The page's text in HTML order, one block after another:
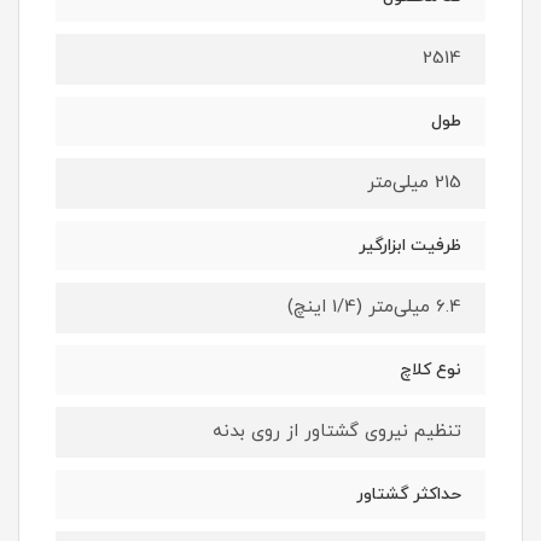
2514
طول
215 میلی‌متر
ظرفیت ابزارگیر
6.4 میلی‌متر (1/4 اینچ)
نوع کلاچ
تنظیم نیروی گشتاور از روی بدنه
حداکثر گشتاور